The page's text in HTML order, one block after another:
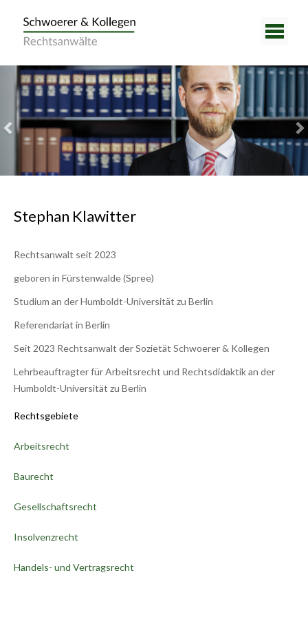
Previous
Stephan Klawitter
Rechtsanwalt seit 2023
geboren in Fürstenwalde (Spree)
Studium an der Humboldt-Universität zu Berlin
Referendariat in Berlin
Seit 2023 Rechtsanwalt der Sozietät Schwoerer & Kollegen
Lehrbeauftragter für Arbeitsrecht und Rechtsdidaktik an der
Humboldt-Universität zu Berlin
Rechtsgebiete
Arbeitsrecht
Baurecht
Gesellschaftsrecht
Insolvenzrecht
Handels- und Vertragsrecht